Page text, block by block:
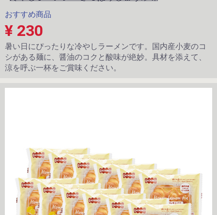
おすすめ商品
¥ 230
暑い日にぴったりな冷やしラーメンです。国内産小麦のコ
シがある麺に、醤油のコクと酸味が絶妙。具材を添えて、
涼を呼ぶ一杯をご賞味ください。